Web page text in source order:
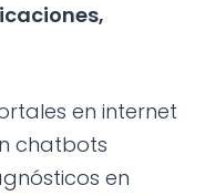
en internet
chatbots
en